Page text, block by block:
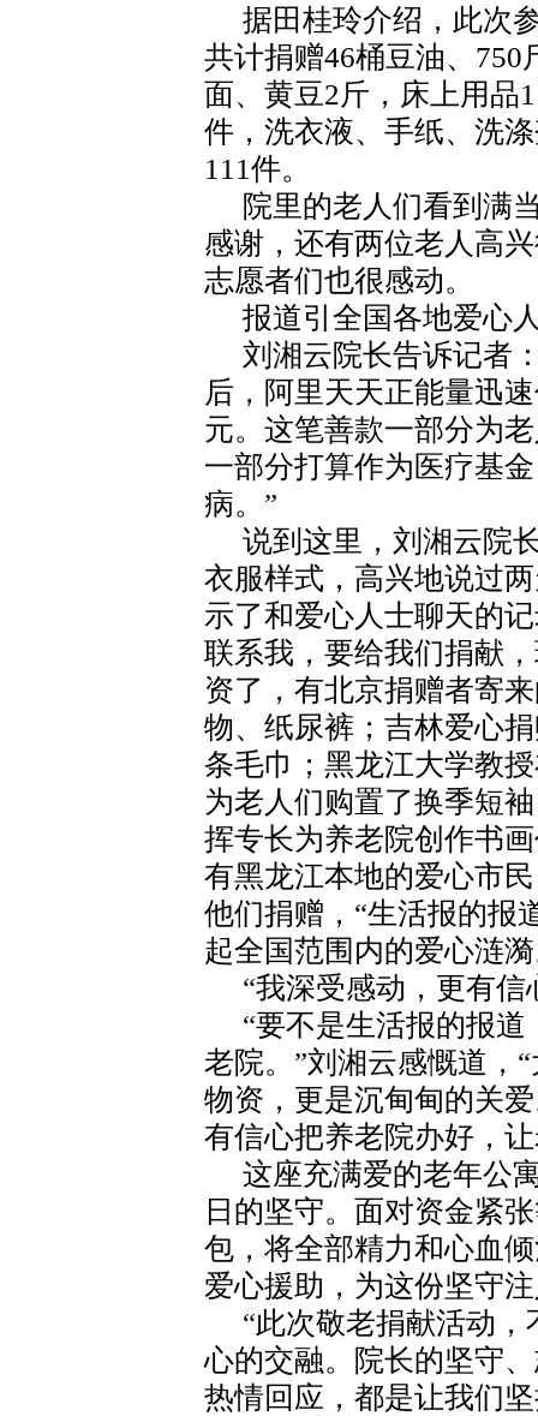
据田桂玲介绍，此次
共计捐赠46桶豆油、750
面、黄豆2斤，床上用品
件，洗衣液、手纸、洗
111件。
院里的老人们看到满
感谢，还有两位老人高
志愿者们也很感动。
报道引全国各地爱心
刘湘云院长告诉记者
后，阿里天天正能量迅
元。这笔善款一部分为
一部分打算作为医疗基
病。”
说到这里，刘湘云院
衣服样式，高兴地说过
示了和爱心人士聊天的
联系我，要给我们捐献
资了，有北京捐赠者寄
物、纸尿裤；吉林爱心
条毛巾；黑龙江大学教
为老人们购置了换季短
挥专长为养老院创作书
有黑龙江本地的爱心市
他们捐赠，“生活报的报
起全国范围内的爱心涟漪
“我深受感动，更有信
“要不是生活报的报
老院。”刘湘云感慨道，
物资，更是沉甸甸的关
有信心把养老院办好，
这座充满爱的老年公
日的坚守。面对资金紧
包，将全部精力和心血
爱心援助，为这份坚守
“此次敬老捐献活动
心的交融。院长的坚守
热情回应，都是让我们